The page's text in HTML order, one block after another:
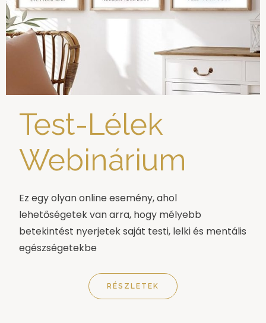
Test-Lélek
Webinárium
Ez egy olyan online esemény, ahol
lehetőségetek van arra, hogy mélyebb
betekintést nyerjetek saját testi, lelki és mentális
egészségetekbe
RÉSZLETEK